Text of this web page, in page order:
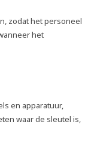
zodat het personeel
het
en apparatuur,
waar de sleutel is,